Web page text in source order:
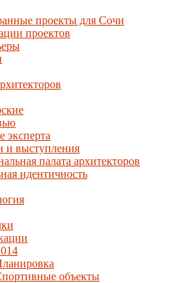
проекты для Сочи
проектов
эксперта
и выступления
палата архитекторов
идентичность
объекты